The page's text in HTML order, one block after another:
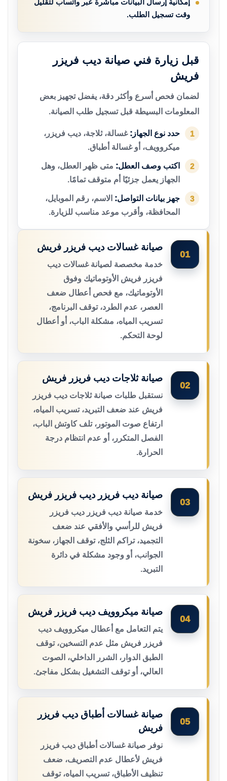
إمكانية إرسال البيانات مباشرة عبر واتساب لتقليل
وقت تسجيل الطلب.
قبل زيارة فني صيانة ديب فريزر
فريش
لضمان فحص أسرع وأكثر دقة، يفضل تجهيز بعض
المعلومات البسيطة قبل تسجيل طلب الصيانة.
1 حدد نوع الجهاز: غسالة، ثلاجة، ديب فريزر،
ميكروويف، أو غسالة أطباق.
2 اكتب وصف العطل: متى ظهر العطل، وهل
الجهاز يعمل جزئيًا أم متوقف تمامًا.
3 جهز بيانات التواصل: الاسم، رقم الموبايل،
المحافظة، وأقرب موعد مناسب للزيارة.
01
صيانة غسالات ديب فريزر فريش
خدمة مخصصة لصيانة غسالات ديب
فريزر فريش الأوتوماتيك وفوق
الأوتوماتيك، مع فحص أعطال ضعف
العصر، عدم الطرد، توقف البرنامج،
تسريب المياه، مشكلة الباب، أو أعطال
لوحة التحكم.
02
صيانة ثلاجات ديب فريزر فريش
نستقبل طلبات صيانة ثلاجات ديب فريزر
فريش عند ضعف التبريد، تسريب المياه،
ارتفاع صوت الموتور، تلف كاوتش الباب،
الفصل المتكرر، أو عدم انتظام درجة
الحرارة.
03
صيانة ديب فريزر ديب فريزر فريش
خدمة صيانة ديب فريزر ديب فريزر
فريش للرأسي والأفقي عند ضعف
التجميد، تراكم الثلج، توقف الجهاز، سخونة
الجوانب، أو وجود مشكلة في دائرة
التبريد.
04
صيانة ميكروويف ديب فريزر فريش
يتم التعامل مع أعطال ميكروويف ديب
فريزر فريش مثل عدم التسخين، توقف
الطبق الدوار، الشرر الداخلي، الصوت
العالي، أو توقف التشغيل بشكل مفاجئ.
05
صيانة غسالات أطباق ديب فريزر
فريش
نوفر صيانة غسالات أطباق ديب فريزر
فريش لأعطال عدم التصريف، ضعف
تنظيف الأطباق، تسريب المياه، توقف